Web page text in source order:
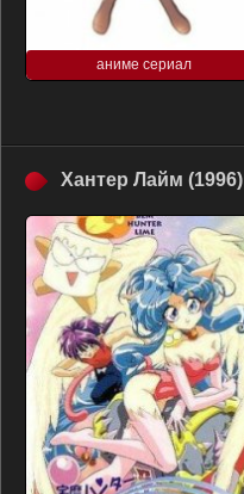
аниме сериал
Хантер Лайм (1996)